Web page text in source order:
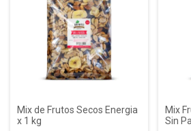
Mix de Frutos Secos Energia
x 1 kg
Mix
Sin